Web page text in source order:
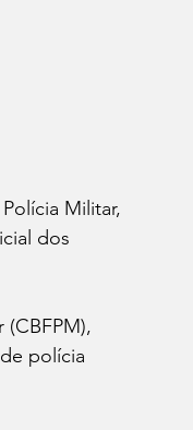
Militar,
dos
polícia